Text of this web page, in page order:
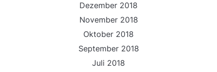
Dezember 2018
November 2018
Oktober 2018
September 2018
Juli 2018